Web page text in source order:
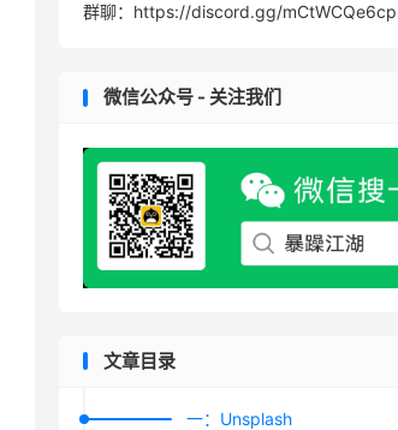
群聊：https://discord.gg/mCtWCQe6cp
微信公众号 - 关注我们
文章目录
一：Unsplash